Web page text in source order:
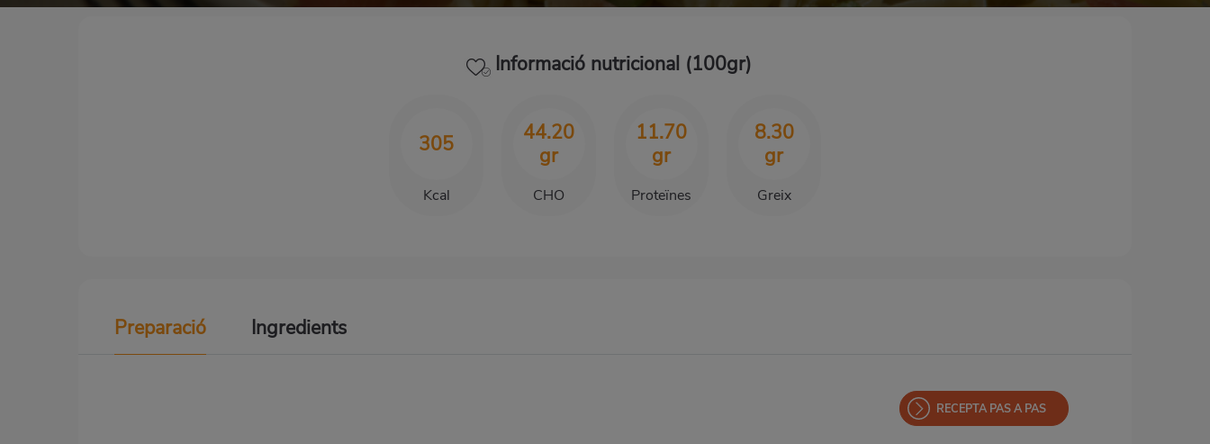
Informació nutricional (100gr)
305
Kcal
44.20
gr
CHO
11.70
gr
Proteïnes
8.30
gr
Greix
Preparació Ingredients
RECEPTA PAS A PAS